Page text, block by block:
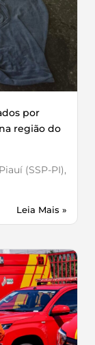
por
região do
(SSP-PI),
Leia Mais »